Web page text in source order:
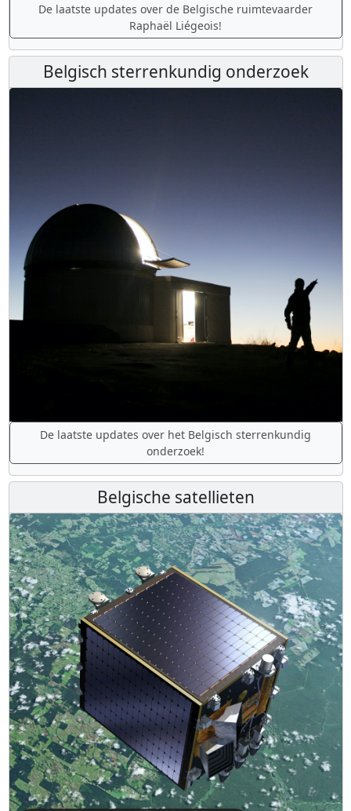
De laatste updates over de Belgische ruimtevaarder
Raphaël Liégeois!
Belgisch sterrenkundig onderzoek
De laatste updates over het Belgisch sterrenkundig
onderzoek!
Belgische satellieten